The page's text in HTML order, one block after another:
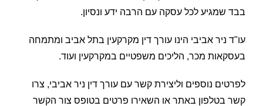
בבד שמגיע לכל עסקה עם הרבה ידע ונסיון.
עו"ד ניר אביבי הינו עורך דין מקרקעין בתל אביב ומתמחה
בעסקאות מכר, הליכים משפטיים במקרקעין ועוד.
לפרטים נוספים וליצירת קשר עם עורך דין ניר אביבי, צרו
קשר בטלפון באתר או השאירו פרטים בטופס צור הקשר